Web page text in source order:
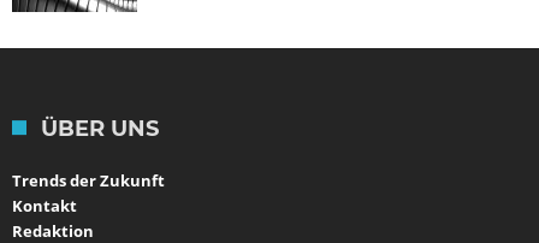
ÜBER UNS
Trends der Zukunft
Kontakt
Redaktion